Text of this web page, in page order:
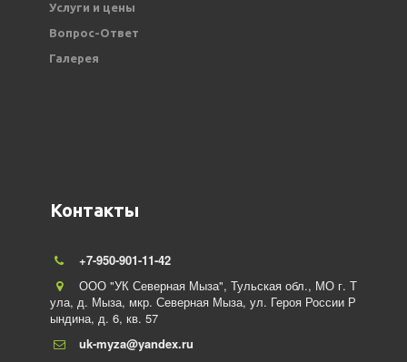
Услуги и цены
Вопрос-Ответ
Галерея
Контакты
+7-950-901-11-42
ООО "УК Северная Мыза", Тульская обл., МО г. Т
ула, д. Мыза, мкр. Северная Мыза, ул. Героя России Р
ындина, д. 6, кв. 57
uk-myza@yandex.ru